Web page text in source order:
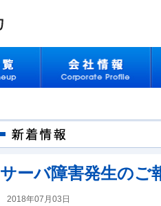
サーバ障害発生のご
2018年07月03日